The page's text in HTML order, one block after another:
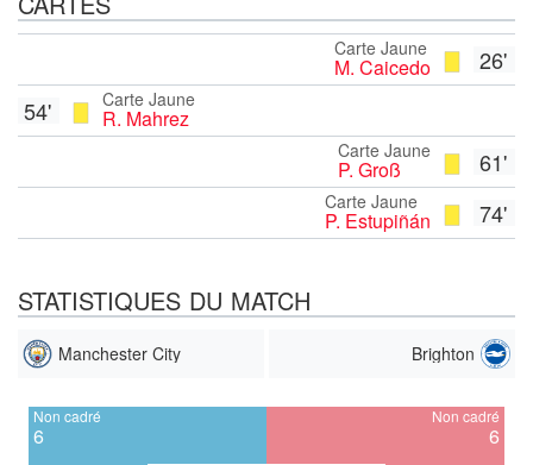
26'
Carte Jaune
M. Caicedo
Carte Jaune
R. Mahrez
54'
61'
Carte Jaune
P. Groß
74'
Carte Jaune
P. Estupiñán
STATISTIQUES DU MATCH
Manchester City Brighton
Non cadré
6
Non cadré
6